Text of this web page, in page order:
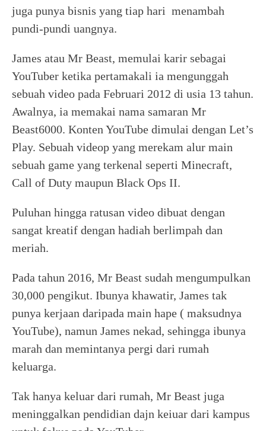
juga punya bisnis yang tiap hari menambah
pundi-pundi uangnya.
James atau Mr Beast, memulai karir sebagai
YouTuber ketika pertamakali ia mengunggah
sebuah video pada Februari 2012 di usia 13 tahun.
Awalnya, ia memakai nama samaran Mr
Beast6000. Konten YouTube dimulai dengan Let’s
Play. Sebuah videop yang merekam alur main
sebuah game yang terkenal seperti Minecraft,
Call of Duty maupun Black Ops II.
Puluhan hingga ratusan video dibuat dengan
sangat kreatif dengan hadiah berlimpah dan
meriah.
Pada tahun 2016, Mr Beast sudah mengumpulkan
30,000 pengikut. Ibunya khawatir, James tak
punya kerjaan daripada main hape ( maksudnya
YouTube), namun James nekad, sehingga ibunya
marah dan memintanya pergi dari rumah
keluarga.
Tak hanya keluar dari rumah, Mr Beast juga
meninggalkan pendidian dajn keiuar dari kampus